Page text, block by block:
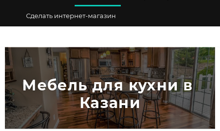
Сделать интернет-магазин
Мебель для кухни в
Казани